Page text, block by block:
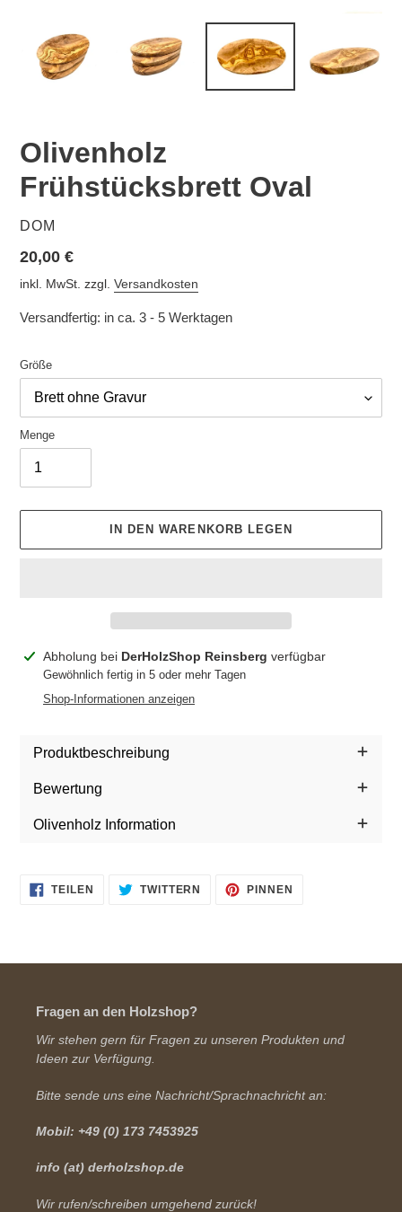
Olivenholz
Frühstücksbrett Oval
VERKÄUFER
DOM
Normaler
Preis
20,00 €
inkl. MwSt. zzgl. Versandkosten
Versandfertig: in ca. 3 - 5 Werktagen
Größe
Menge
IN DEN WARENKORB LEGEN
ProduktAbholung bei DerHolzShop Reinsberg verfügbar
Gewöhnlich fertig in 5 oder mehr Tagen
Shop-Informationen anzeigen
Produktbeschreibung
Bewertung
Olivenholz Information
TEILEN
FACEBOOK
TWITTERN AUF
TWITTER
PINNEN
Fragen an den Holzshop?
Wir stehen gern für Fragen zu unseren Produkten und
Ideen zur Verfügung.
Bitte sende uns eine Nachricht/Sprachnachricht an:
Mobil: +49 (0) 173 7453925
info (at) derholzshop.de
Wir rufen/schreiben umgehend zurück!